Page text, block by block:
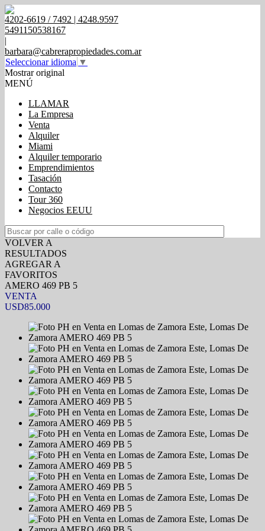
4202-6619 / 7492 | 4248.9597
5491150538167
|
barbara@cabrerapropiedades.com.ar
Seleccionar idioma ▼
Mostrar original
MENÚ
LLAMAR
La Empresa
Venta
Alquiler
Miami
Alquiler temporario
Emprendimientos
Tasación
Contacto
Tour 360
Negocios EEUU
VOLVER A
RESULTADOS
AGREGAR A
FAVORITOS
AMERO 469 PB 5
VENTA
USD85.000